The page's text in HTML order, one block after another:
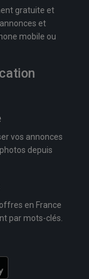
gratuite et
et
mobile ou
vos annonces
depuis
en France
par mots-clés.